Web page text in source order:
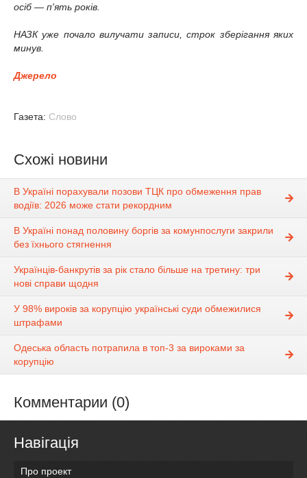
осіб — п'ять років.
НАЗК уже почало вилучати записи, строк зберігання яких
минув.
Джерело
Газета: Слово
Схожі новини
В Україні порахували позови ТЦК про обмеження прав
водіїв: 2026 може стати рекордним
В Україні понад половину боргів за комунпослуги закрили
без їхнього стягнення
Українців-банкрутів за рік стало більше на третину: три
нові справи щодня
У 98% вироків за корупцію українські суди обмежилися
штрафами
Одеська область потрапила в топ-3 за вироками за
корупцію
Комментарии (0)
Навігація
Про проект